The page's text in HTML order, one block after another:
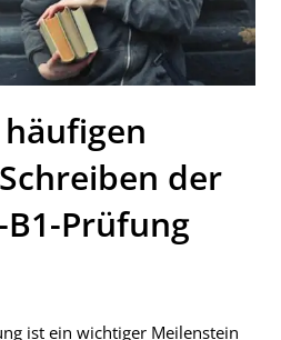
der
Prüfung
ist ein wichtiger Meilenstein